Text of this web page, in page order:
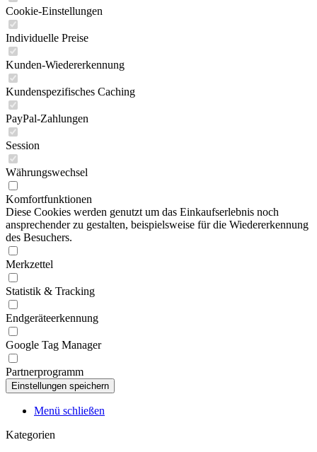
Cookie-Einstellungen
Individuelle Preise
Kunden-Wiedererkennung
Kundenspezifisches Caching
PayPal-Zahlungen
Session
Währungswechsel
Komfortfunktionen
Diese Cookies werden genutzt um das Einkaufserlebnis noch
ansprechender zu gestalten, beispielsweise für die Wiedererkennung
des Besuchers.
Merkzettel
Statistik & Tracking
Endgeräteerkennung
Google Tag Manager
Partnerprogramm
Menü schließen
Kategorien